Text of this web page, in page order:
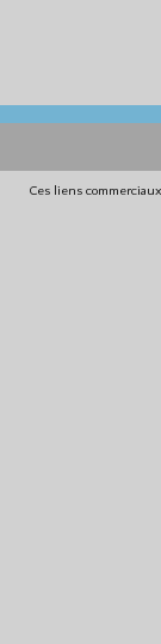
Ces liens